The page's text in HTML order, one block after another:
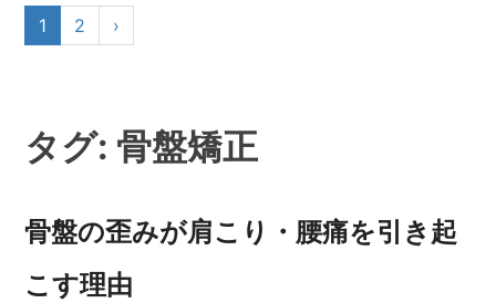
1 2 ›
タグ: 骨盤矯正
骨盤の歪みが肩こり・腰痛を引き起
こす理由